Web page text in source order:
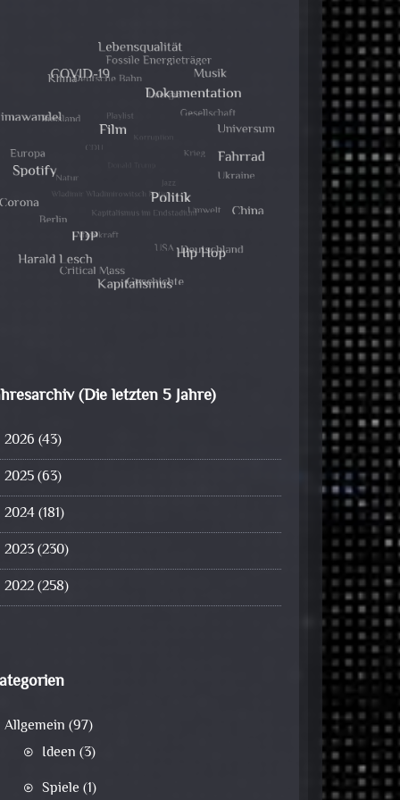
(Die letzten 5 Jahre)
2026 (43)
2025(63)
2024(181)
2023(230)
2022(258)
Allgemein (97)
Ideen (3)
Spiele (1)